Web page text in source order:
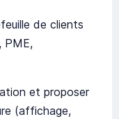
de clients
PME,
et proposer
(affichage,